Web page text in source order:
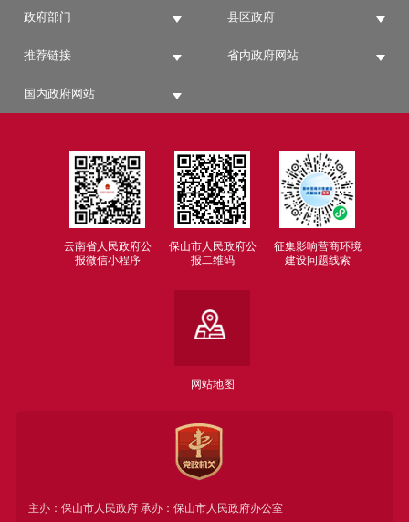
政府部门 县区政府
推荐链接 省内政府网站
国内政府网站
云南省人民政府公
报微信小程序
保山市人民政府公
报二维码
征集影响营商环境
建设问题线索
网站地图
主办：保山市人民政府 承办：保山市人民政府办公室